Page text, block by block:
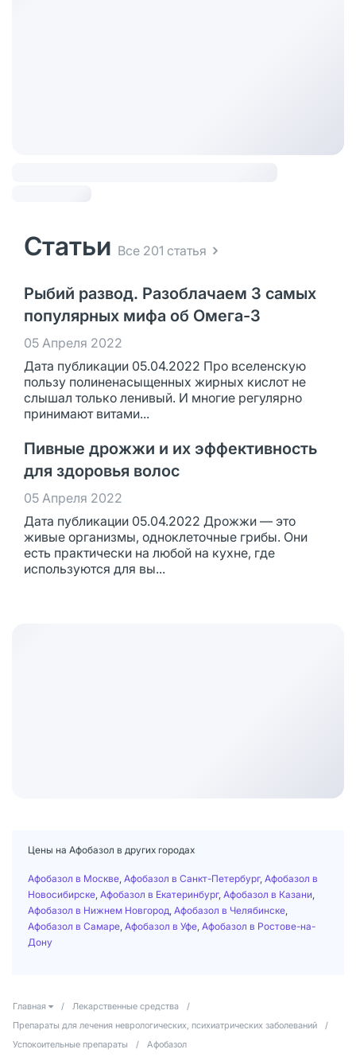
Статьи Все 201 статья
Рыбий развод. Разоблачаем 3 самых
популярных мифа об Омега-3
05 Апреля 2022
Дата публикации 05.04.2022 Про вселенскую
пользу полиненасыщенных жирных кислот не
слышал только ленивый. И многие регулярно
принимают витами...
Пивные дрожжи и их эффективность
для здоровья волос
05 Апреля 2022
Дата публикации 05.04.2022 Дрожжи — это
живые организмы, одноклеточные грибы. Они
есть практически на любой на кухне, где
используются для вы...
Цены на Афобазол в других городах
Афобазол в Москве Афобазол в Санкт-Петербург, Афобазол в
Новосибирске Афобазол в Екатеринбург, Афобазол в Казани
Афобазол в Нижнем Новгород Афобазол в Челябинске
Афобазол в Самаре Афобазол в Уфе Афобазол в Ростове-на-
Дону
Главная / Лекарственные средства
/
Препараты для лечения неврологических, психиатрических заболеваний
/
Успокоительные препараты
/ Афобазол